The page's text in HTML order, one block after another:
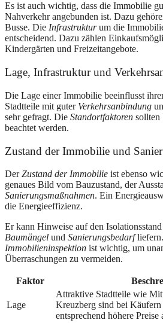
Es ist auch wichtig, dass die Immobilie
Nahverkehr angebunden ist. Dazu
Busse. Die Infrastrukturum die
entscheidend. Dazu zählen
Kindergärten und Freizeitangebote.
Lage, Infrastruktur und
Die Lage einer Immobilie beeinflusst
Stadtteile mit guter Verkehrsanbindung
sehr gefragt. Die Standortfaktoren sollten
beachtet werden.
Zustand der Immobilie und
DerZustand der Immobilie ist ebenso
genaues Bild vom Bauzustand, der
Sanierungsmaßnahmen. Ein
die Energieeffizienz.
Er kann Hinweise auf den
Baumängel und Sanierungsbedarf
Immobilieninspektion ist wichtig, um
Überraschungen zu vermeiden.
Faktor
Lage
Attraktive Stadtteile wie
Kreuzberg sind bei
entsprechend höhere Preise